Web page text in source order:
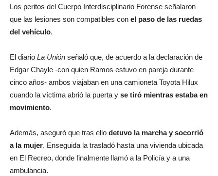
Los peritos del Cuerpo Interdisciplinario Forense señalaron
que las lesiones son compatibles con el paso de las ruedas
del vehículo.
El diario La Unión señaló que, de acuerdo a la declaración de
Edgar Chayle -con quien Ramos estuvo en pareja durante
cinco años- ambos viajaban en una camioneta Toyota Hilux
cuando la víctima abrió la puerta y se tiró mientras estaba en
movimiento.
Además, aseguró que tras ello detuvo la marcha y socorrió
a la mujer. Enseguida la trasladó hasta una vivienda ubicada
en El Recreo, donde finalmente llamó a la Policía y a una
ambulancia.